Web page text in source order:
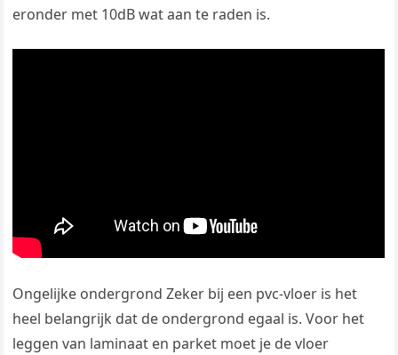
eronder met 10dB wat aan te raden is.
Ongelijke ondergrond Zeker bij een pvc-vloer is het
heel belangrijk dat de ondergrond egaal is. Voor het
leggen van laminaat en parket moet je de vloer